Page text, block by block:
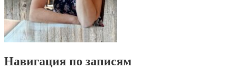
Навигация по записям